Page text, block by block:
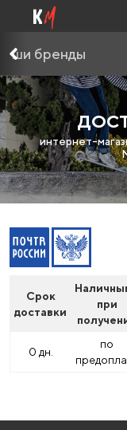
бренды
интернет-
Срок
доставки
при
0 дн.
по